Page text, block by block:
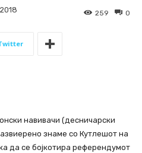
0
259
навивачи (десничарски
знаме со Кутлешот на
да се бојкотира референдумот